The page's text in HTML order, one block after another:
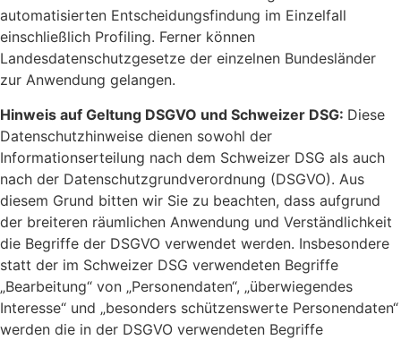
automatisierten Entscheidungsfindung im Einzelfall
einschließlich Profiling. Ferner können
Landesdatenschutzgesetze der einzelnen Bundesländer
zur Anwendung gelangen.
Hinweis auf Geltung DSGVO und Schweizer DSG: Diese
Datenschutzhinweise dienen sowohl der
Informationserteilung nach dem Schweizer DSG als auch
nach der Datenschutzgrundverordnung (DSGVO). Aus
diesem Grund bitten wir Sie zu beachten, dass aufgrund
der breiteren räumlichen Anwendung und Verständlichkeit
die Begriffe der DSGVO verwendet werden. Insbesondere
statt der im Schweizer DSG verwendeten Begriffe
„Bearbeitung“ von „Personendaten“, „überwiegendes
Interesse“ und „besonders schützenswerte Personendaten“
werden die in der DSGVO verwendeten Begriffe